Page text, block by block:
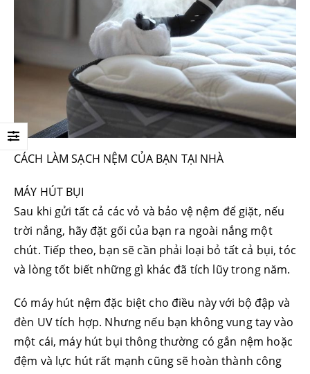
CÁCH LÀM SẠCH NỆM CỦA BẠN TẠI NHÀ
MÁY HÚT BỤI
Sau khi gửi tất cả các vỏ và bảo vệ nệm để giặt, nếu
trời nắng, hãy đặt gối của bạn ra ngoài nắng một
chút. Tiếp theo, bạn sẽ cần phải loại bỏ tất cả bụi, tóc
và lòng tốt biết những gì khác đã tích lũy trong năm.
Có máy hút nệm đặc biệt cho điều này với bộ đập và
đèn UV tích hợp. Nhưng nếu bạn không vung tay vào
một cái, máy hút bụi thông thường có gắn nệm hoặc
đệm và lực hút rất mạnh cũng sẽ hoàn thành công